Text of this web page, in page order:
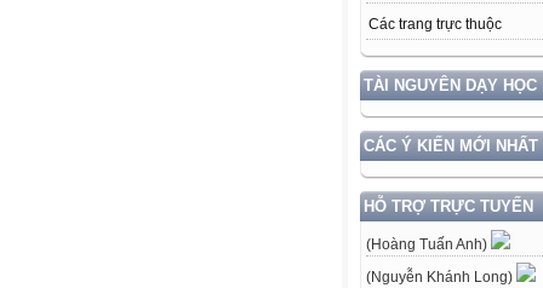
Các trang trực thuộc
TÀI NGUYÊN DẠY HỌC
CÁC Ý KIẾN MỚI NHẤT
HỖ TRỢ TRỰC TUYẾN
(Hoàng Tuấn Anh)
(Nguyễn Khánh Long)